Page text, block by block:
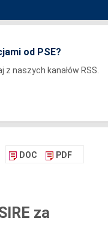
od PSE?
naszych kanałów RSS.
DOC PDF
za